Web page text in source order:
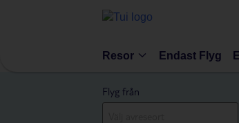
Resor Endast Flyg
Flyg från